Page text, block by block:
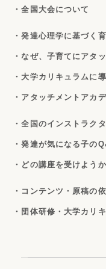
・全国大会について
・発達心理学に基づく
・なぜ、子育てにアタ
・大学カリキュラムに
・アタッチメントアカ
・全国のインストラク
・発達が気になる子の
・どの講座を受けよう
・コンテンツ・原稿の
・団体研修・大学カリ